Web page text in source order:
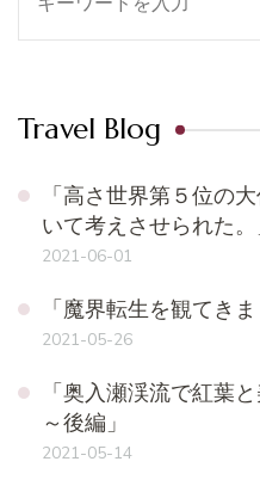
Travel Blog
「高さ世界第５位の
いて考えさせられた。
2021-06-01
「魔界転生を観てき
2021-05-26
「奥入瀬渓流で紅葉
～後編」
2021-05-14